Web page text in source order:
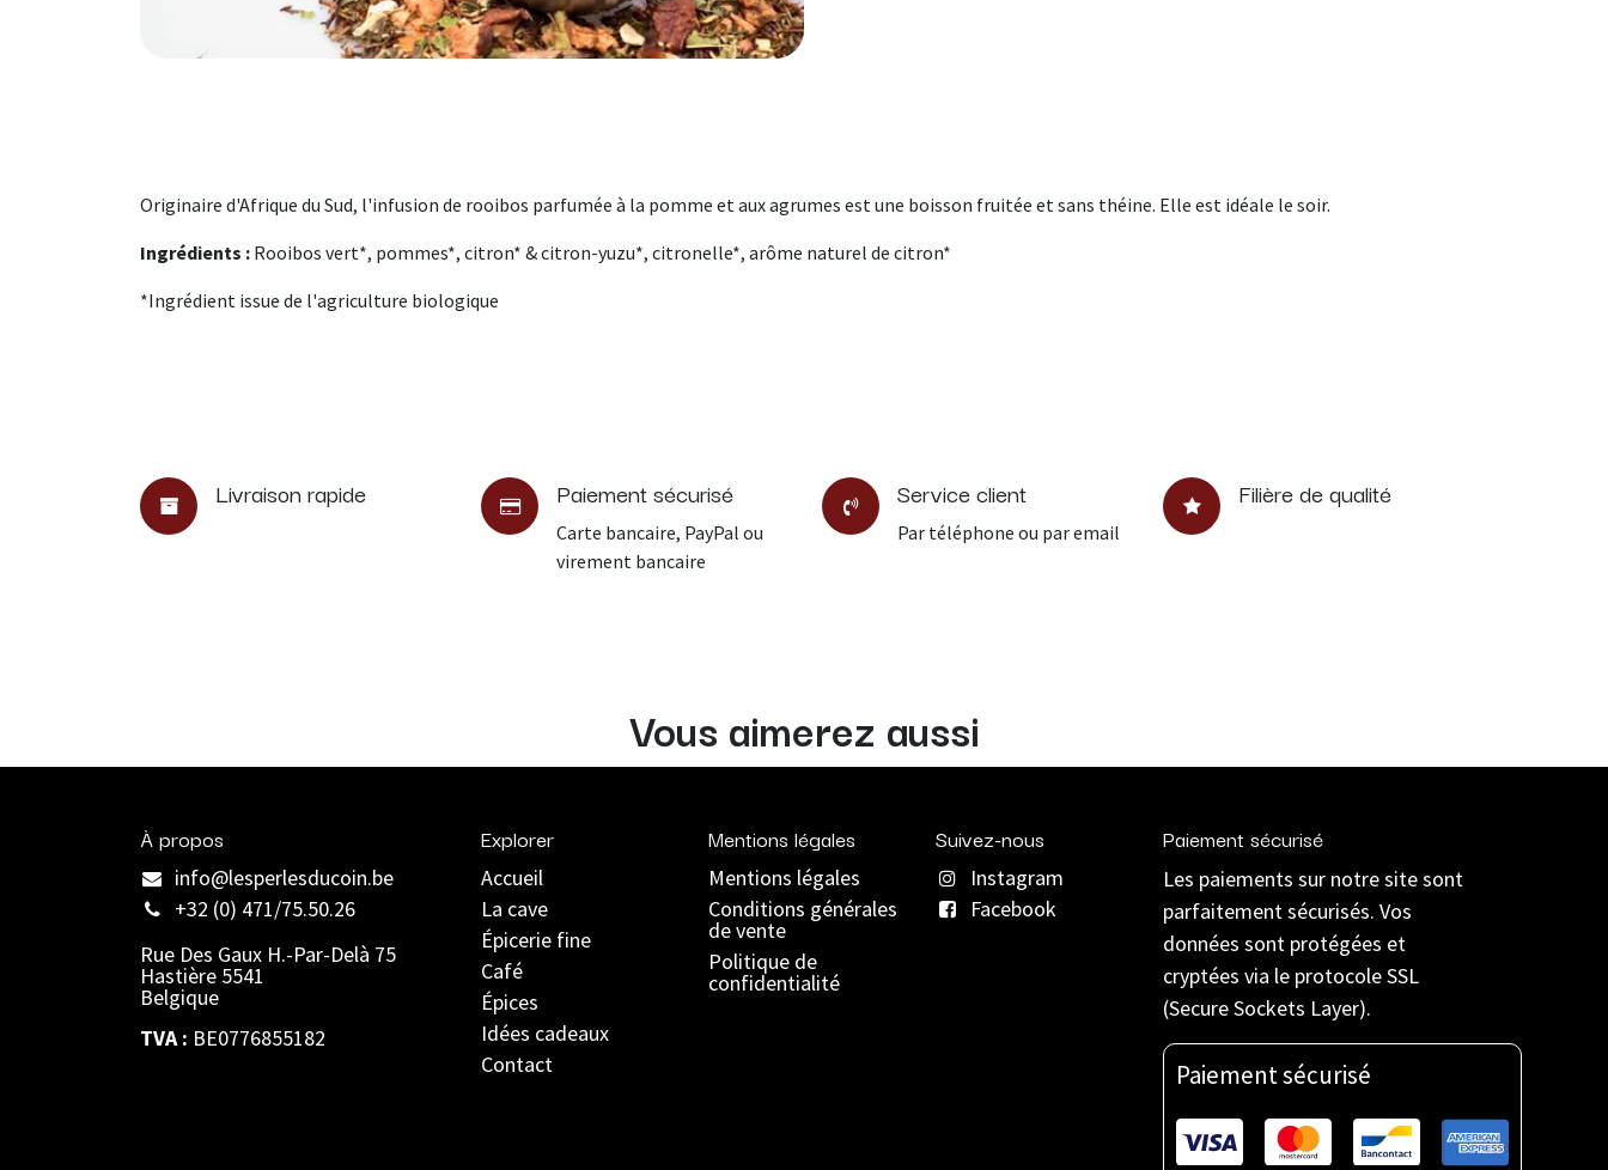
Originaire d'Afrique du Sud, l'infusion de rooibos parfumée à la pomme et aux agrumes est une boisson fruitée et sans théine. Elle est idéale le soir.
Ingrédients : Rooibos vert*, pommes*, citron* & citron-yuzu*, citronelle*, arôme naturel de citron*
*Ingrédient issue de l'agriculture biologique
Livraison rapide Paiement sécurisé
Carte bancaire, PayPal ou
virement bancaire
Service client
Par téléphone ou par email
Filière de qualité
Vous aimerez aussi
À propos
info@lesperlesducoin.be​
+32 (0) 471/75.50.26
Rue Des Gaux H.-Par-Delà 75
Hastière 5541
Belgique
TVA : BE0776855182
Explorer
Accueil
La cave
Épicerie fine
Café
Épices
Idées cadeaux
Contact
Mentions légales
Mentions légales
Conditions générales
de vente
Politique de
confidentialité
Suivez-nous
Instagram
Facebook
Paiement sécurisé
Les paiements sur notre site sont
parfaitement sécurisés. Vos
données sont protégées et
cryptées via le protocole SSL
(Secure Sockets Layer).
Paiement sécurisé